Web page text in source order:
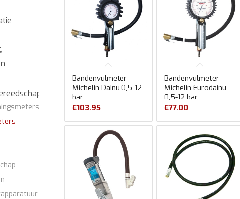
Bandenvulmeter
Michelin Dainu 0,5-12
bar
€103.95
Bandenvulmeter
Michelin Eurodainu
0,5-12 bar
€77.00